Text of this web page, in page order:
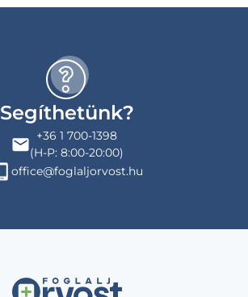
Segíthetünk?
+36 1 700-1398
(H-P: 8:00-20:00)
office@foglaljorvost.hu